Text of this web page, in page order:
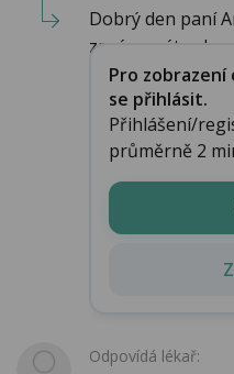
Dobrý den paní
zprávy máte
Pro
se přihlásit.
Přihlášení/
průměrně 2
Odpovídá lékař: